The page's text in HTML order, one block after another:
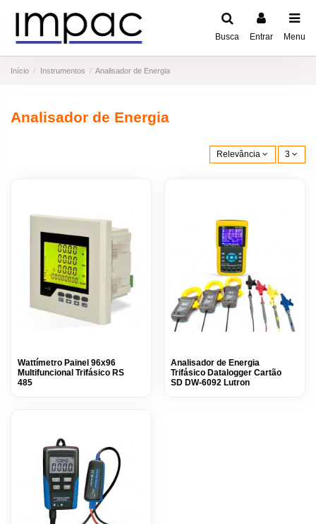
Busca Entrar Menu
Início Instrumentos Analisador de Energia
Analisador de Energia
Relevância 3
Wattímetro Painel 96x96
Multifuncional Trifásico RS
485
Analisador de Energia
Trifásico Datalogger Cartão
SD DW-6092 Lutron